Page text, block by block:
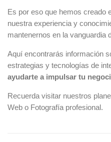
Es por eso que hemos creado
nuestra experiencia y
mantenernos en la vanguardia
Aquí encontrarás información
estrategias y tecnologías de
ayudarte a impulsar tu
Recuerda visitar nuestros
Web o Fotografía profesional.